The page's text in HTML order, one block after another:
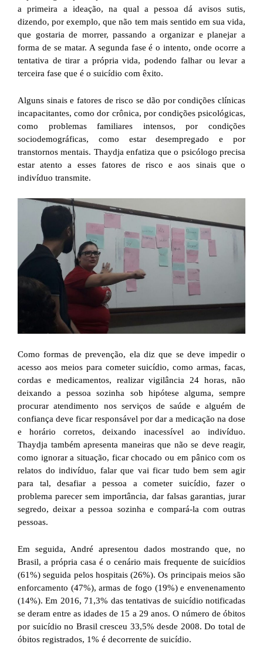
a primeira a ideação, na qual a pessoa dá avisos sutis,
dizendo, por exemplo, que não tem mais sentido em sua vida,
que gostaria de morrer, passando a organizar e planejar a
forma de se matar. A segunda fase é o intento, onde ocorre a
tentativa de tirar a própria vida, podendo falhar ou levar a
terceira fase que é o suicídio com êxito.
Alguns sinais e fatores de risco se dão por condições clínicas
incapacitantes, como dor crônica, por condições psicológicas,
como problemas familiares intensos, por condições
sociodemográficas, como estar desempregado e por
transtornos mentais. Thaydja enfatiza que o psicólogo precisa
estar atento a esses fatores de risco e aos sinais que o
indivíduo transmite.
Como formas de prevenção, ela diz que se deve impedir o
acesso aos meios para cometer suicídio, como armas, facas,
cordas e medicamentos, realizar vigilância 24 horas, não
deixando a pessoa sozinha sob hipótese alguma, sempre
procurar atendimento nos serviços de saúde e alguém de
confiança deve ficar responsável por dar a medicação na dose
e horário corretos, deixando inacessível ao indivíduo.
Thaydja também apresenta maneiras que não se deve reagir,
como ignorar a situação, ficar chocado ou em pânico com os
relatos do indivíduo, falar que vai ficar tudo bem sem agir
para tal, desafiar a pessoa a cometer suicídio, fazer o
problema parecer sem importância, dar falsas garantias, jurar
segredo, deixar a pessoa sozinha e compará-la com outras
pessoas.
Em seguida, André apresentou dados mostrando que, no
Brasil, a própria casa é o cenário mais frequente de suicídios
(61%) seguida pelos hospitais (26%). Os principais meios são
enforcamento (47%), armas de fogo (19%) e envenenamento
(14%). Em 2016, 71,3% das tentativas de suicídio notificadas
se deram entre as idades de 15 a 29 anos. O número de óbitos
por suicídio no Brasil cresceu 33,5% desde 2008. Do total de
óbitos registrados, 1% é decorrente de suicídio.